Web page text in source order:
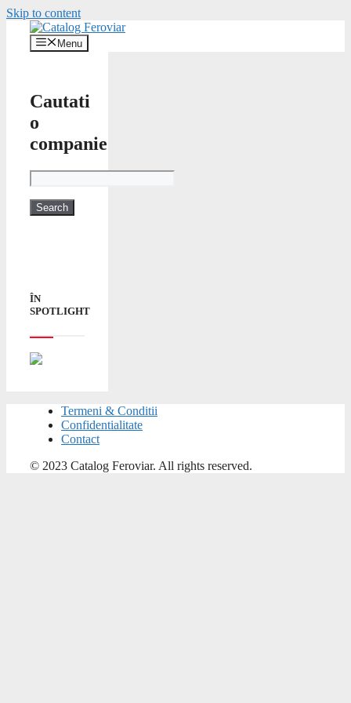
Skip to content
Menu
Cautati
o
companie
ÎN
SPOTLIGHT
Termeni & Conditii
Confidentialitate
Contact
© 2023 Catalog Feroviar. All rights reserved.